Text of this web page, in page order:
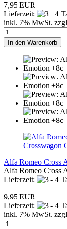
7,95 EUR
Lieferzeit:
inkl. 7% MwSt.
In den Warenkorb
Alfa Romeo Cross
Alfa Romeo Cross
Lieferzeit:
9,95 EUR
Lieferzeit:
inkl. 7% MwSt.